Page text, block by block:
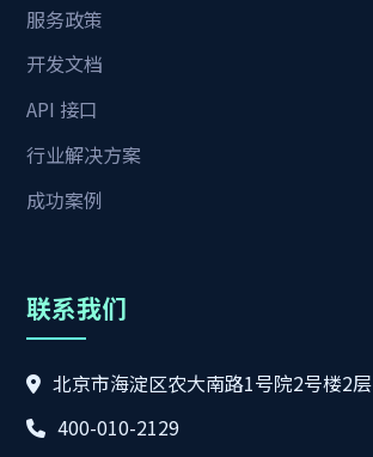
服务政策
开发文档
API 接口
行业解决方案
成功案例
联系我们
北京市海淀区农大南路1号院2号楼2层
400-010-2129